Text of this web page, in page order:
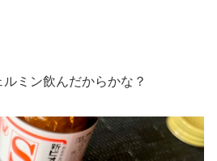
ミン飲んだからかな？